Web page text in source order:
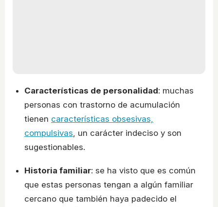
Características de personalidad: muchas
personas con trastorno de acumulación
tienen características obsesivas,
compulsivas , un carácter indeciso y son
sugestionables.
Historia familiar: se ha visto que es común
que estas personas tengan a algún familiar
cercano que también haya padecido el